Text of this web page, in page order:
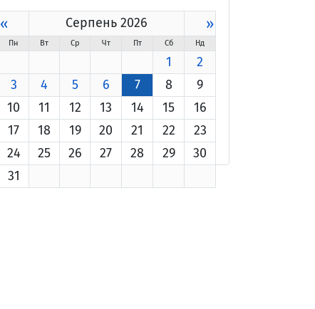
« Серпень 2026 »
Пн Вт Ср Чт Пт Сб Нд
1
2
3
4 5 6 7 8
9
10
11 12 13 14 15
16
17
18 19 20 21 22
23
24
25 26 27 28 29
30
31